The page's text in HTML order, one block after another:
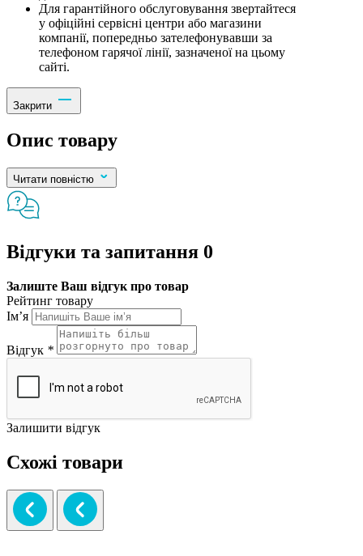
Для гарантійного обслуговування звертайтеся
у офіційні сервісні центри або магазини
компанії, попередньо зателефонувавши за
телефоном гарячої лінії, зазначеної на цьому
сайті.
Закрити
Опис товару
Читати повністю
Відгуки та запитання 0
Залиште Ваш відгук про товар
Рейтинг товару
Ім’я
Відгук *
Залишити відгук
Схожі товари